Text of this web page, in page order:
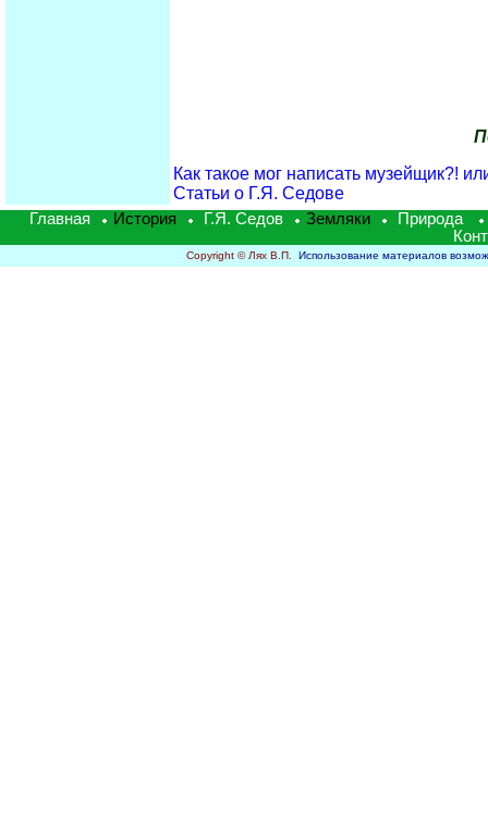
Как такое мог написать музейщик?!
Статьи о Г.Я. Седове
Главная История Г.Я. Седов Земляки
Природа
Copyright © Лях В.П. Использование материалов